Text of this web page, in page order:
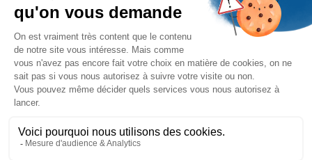
20,50 €
Ajouter au panier
27,00
Ajouter au panier
COFFRET AU SECOURS DE LA
PLANÈTE
Ajouter au panier